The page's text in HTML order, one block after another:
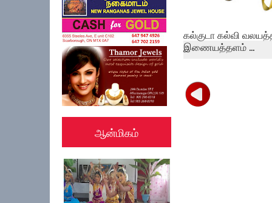
ஆன்மிகம்
கல்குடா கல்வி
இணையத்தளம் ...